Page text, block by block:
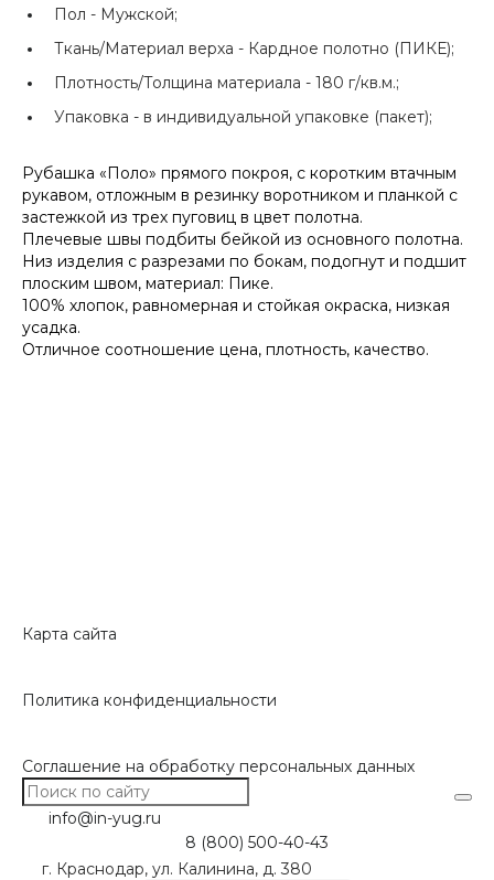
Пол - Мужской;
Ткань/Материал верха - Кардное полотно (ПИКЕ);
Плотность/Толщина материала - 180 г/кв.м.;
Упаковка - в индивидуальной упаковке (пакет);
Рубашка «Поло» прямого покроя, с коротким втачным
рукавом, отложным в резинку воротником и планкой с
застежкой из трех пуговиц в цвет полотна.
Плечевые швы подбиты бейкой из основного полотна.
Низ изделия с разрезами по бокам, подогнут и подшит
плоским швом, материал: Пике.
100% хлопок, равномерная и стойкая окраска, низкая
усадка.
Отличное соотношение цена, плотность, качество.
Карта сайта
Политика конфиденциальности
Соглашение на обработку персональных данных
info@in-yug.ru
8 (800) 500-40-43
г. Краснодар, ул. Калинина, д. 380